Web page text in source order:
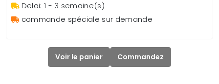
Delai: 1 - 3 semaine(s)
commande spéciale sur demande
Voir le panier Commandez